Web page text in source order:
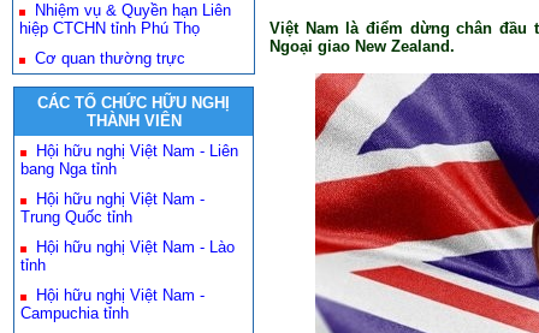
Nhiệm vụ & Quyền hạn Liên
hiệp CTCHN tỉnh Phú Thọ
Cơ quan thường trực
CÁC TỔ CHỨC HỮU NGHỊ
THÀNH VIÊN
Hội hữu nghị Việt Nam - Liên
bang Nga tỉnh
Hội hữu nghị Việt Nam -
Trung Quốc tỉnh
Hội hữu nghị Việt Nam - Lào
tỉnh
Hội hữu nghị Việt Nam -
Campuchia tỉnh
Việt Nam là điểm dừng chân đầu
Ngoại giao New Zealand.